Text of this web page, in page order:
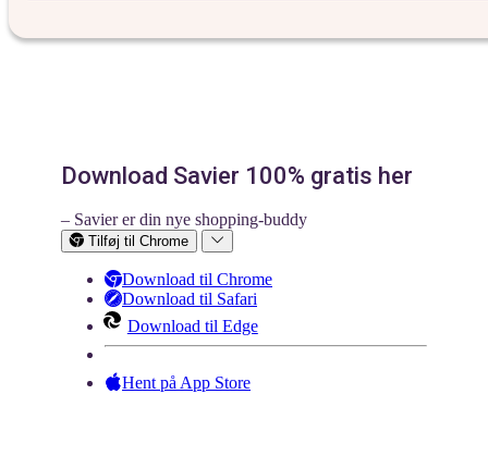
Download Savier 100% gratis her
– Savier er din nye shopping-buddy
Tilføj til Chrome
Download til Chrome
Download til Safari
Download til Edge
Hent på App Store